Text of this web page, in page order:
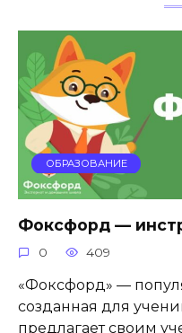
ОБРАЗОВАНИЕ
Фоксфорд —
0 409
«Фоксфорд» —
созданная для
предлагает своим